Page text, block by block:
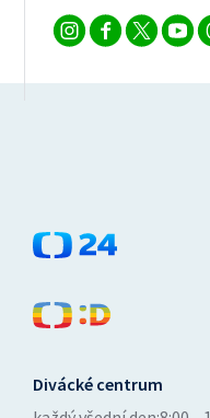
Divácké centrum